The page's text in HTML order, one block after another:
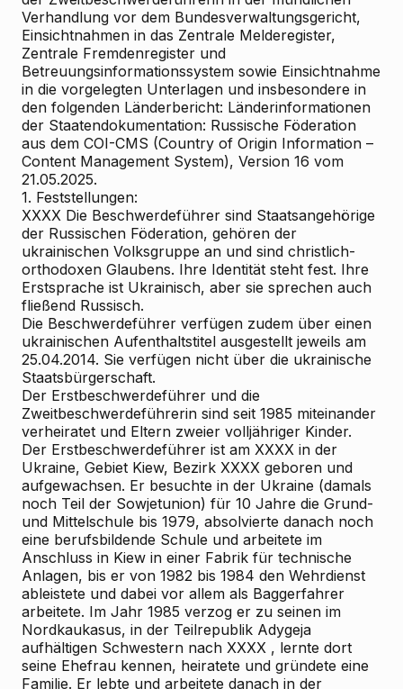
Verhandlung vor dem Bundesverwaltungsgericht,
Einsichtnahmen in das Zentrale Melderegister,
Zentrale Fremdenregister und
Betreuungsinformationssystem sowie Einsichtnahme
in die vorgelegten Unterlagen und insbesondere in
den folgenden Länderbericht: Länderinformationen
der Staatendokumentation: Russische Föderation
aus dem COI-CMS (Country of Origin Information –
Content Management System), Version 16 vom
21.05.2025.
1. Feststellungen:
XXXX Die Beschwerdeführer sind Staatsangehörige
der Russischen Föderation, gehören der
ukrainischen Volksgruppe an und sind christlich-
orthodoxen Glaubens. Ihre Identität steht fest. Ihre
Erstsprache ist Ukrainisch, aber sie sprechen auch
fließend Russisch.
Die Beschwerdeführer verfügen zudem über einen
ukrainischen Aufenthaltstitel ausgestellt jeweils am
25.04.2014. Sie verfügen nicht über die ukrainische
Staatsbürgerschaft.
Der Erstbeschwerdeführer und die
Zweitbeschwerdeführerin sind seit 1985 miteinander
verheiratet und Eltern zweier volljähriger Kinder.
Der Erstbeschwerdeführer ist am XXXX in der
Ukraine, Gebiet Kiew, Bezirk XXXX geboren und
aufgewachsen. Er besuchte in der Ukraine (damals
noch Teil der Sowjetunion) für 10 Jahre die Grund-
und Mittelschule bis 1979, absolvierte danach noch
eine berufsbildende Schule und arbeitete im
Anschluss in Kiew in einer Fabrik für technische
Anlagen, bis er von 1982 bis 1984 den Wehrdienst
ableistete und dabei vor allem als Baggerfahrer
arbeitete. Im Jahr 1985 verzog er zu seinen im
Nordkaukasus, in der Teilrepublik Adygeja
aufhältigen Schwestern nach XXXX , lernte dort
seine Ehefrau kennen, heiratete und gründete eine
Familie. Er lebte und arbeitete danach in der